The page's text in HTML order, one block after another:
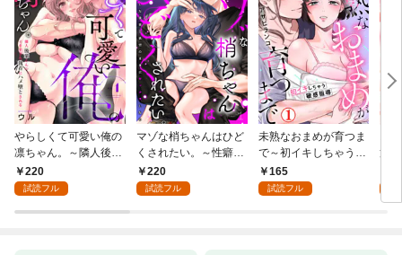
やらしくて可愛い俺の
凛ちゃん。～隣人後輩
くんのイキすぎた執着
にハメ堕とされる～(1)
220
試読フル
マゾな梢ちゃんはひど
くされたい。～性癖マ
ッチした後輩と欲望の
ままにセックスしたら
220
試読フル
未熟なおまめが育つま
で～初イキしちゃう敏
感指導～1
165
試読フル
筋
1【
付